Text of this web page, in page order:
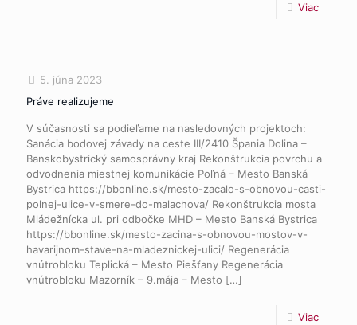
Viac
5. júna 2023
Práve realizujeme
V súčasnosti sa podieľame na nasledovných projektoch:
Sanácia bodovej závady na ceste III/2410 Špania Dolina –
Banskobystrický samosprávny kraj Rekonštrukcia povrchu a
odvodnenia miestnej komunikácie Poľná – Mesto Banská
Bystrica https://bbonline.sk/mesto-zacalo-s-obnovou-casti-
polnej-ulice-v-smere-do-malachova/ Rekonštrukcia mosta
Mládežnícka ul. pri odbočke MHD – Mesto Banská Bystrica
https://bbonline.sk/mesto-zacina-s-obnovou-mostov-v-
havarijnom-stave-na-mladeznickej-ulici/ Regenerácia
vnútrobloku Teplická – Mesto Piešťany Regenerácia
vnútrobloku Mazorník – 9.mája – Mesto […]
Viac